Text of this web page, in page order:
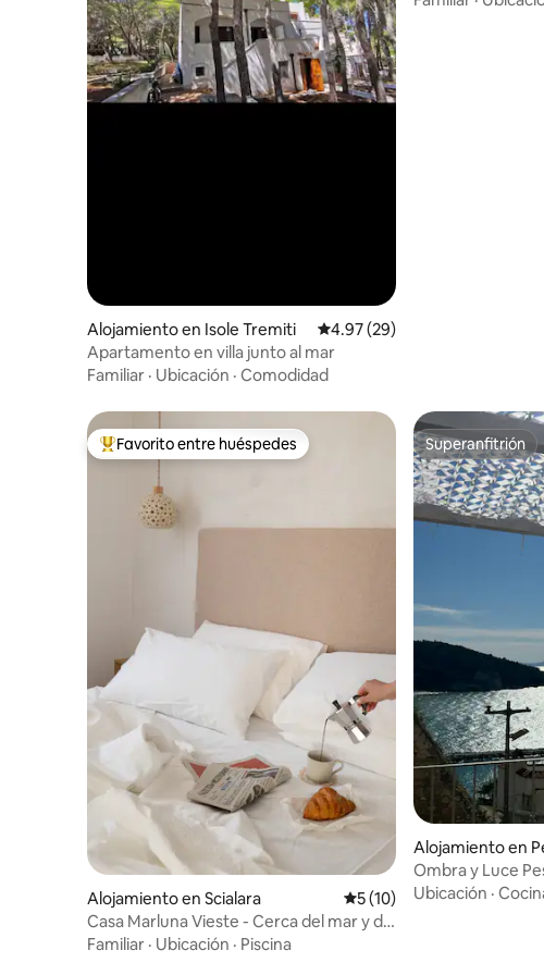
Alojamiento en Isole Tremiti Calificación promedio: 4.97 de
4.97 (29)
Apartamento en villa junto al mar
Familiar · Ubicación · Comodidad
Favorito entre huéspedes preferido
Favorito entre huéspedes
Alojamiento en Scialara Calificación promedio: 5
5 (10)
Casa Marluna Vieste - Cerca del mar y del
centro de la ciudad
Familiar · Ubicación · Piscina
Superanfitrión
Superanfitrión
Alojamiento en
Ombra y Luce
Ubicación ·